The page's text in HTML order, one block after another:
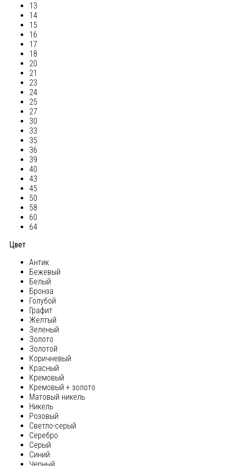
13
14
15
16
17
18
20
21
23
24
25
27
30
33
35
36
39
40
43
45
50
58
60
64
Цвет
Антик
Бежевый
Белый
Бронза
Голубой
Графит
Желтый
Зеленый
Золото
Золотой
Коричневый
Красный
Кремовый
Кремовый + золото
Матовый никель
Никель
Розовый
Светло-серый
Серебро
Серый
Синий